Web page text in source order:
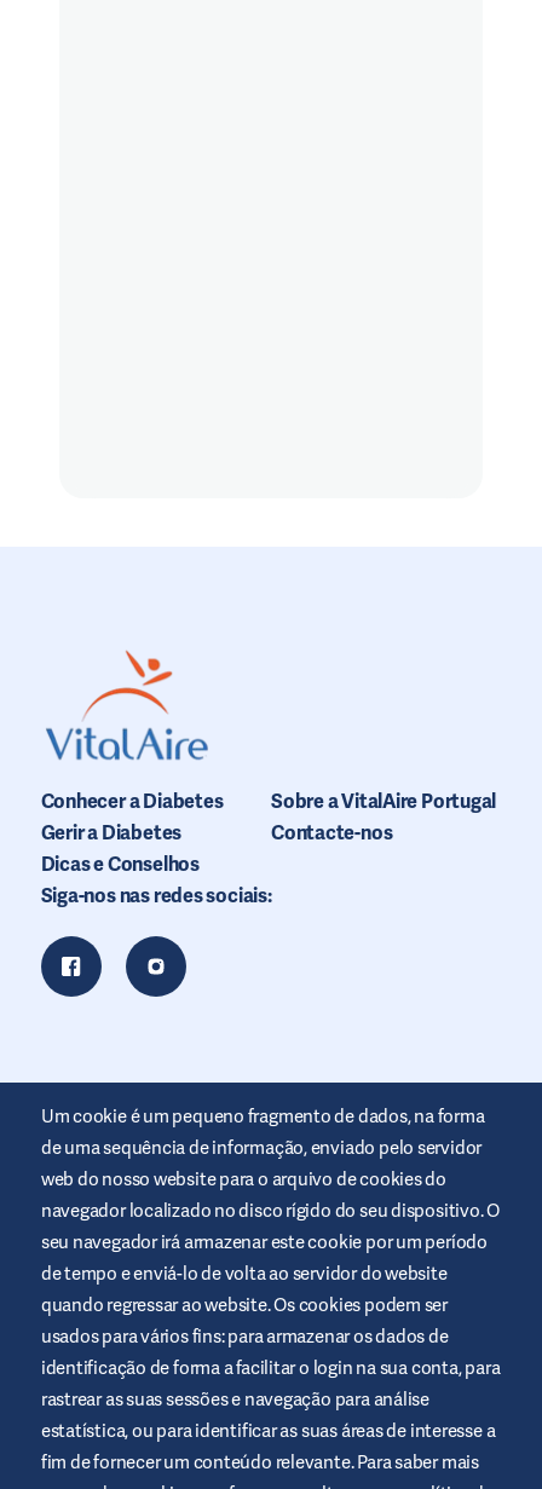
Conhecer a Diabetes
Gerir a Diabetes
Dicas e Conselhos
Sobre a VitalAire Portugal
Contacte-nos
Siga-nos nas redes sociais:
Este website é disponibilizado pela Air Liquide Healthcare para
informar e ajudar as pessoas com diabetes. O seu intuito é
meramente informativo e não substitui as recomendações
médicas. Consulte sempre o seu profissional de saúde.
Termos e condições do website
Política de privacidade
Cookies
Aviso Legal
Um cookie é um pequeno fragmento de dados, na forma
de uma sequência de informação, enviado pelo servidor
web do nosso website para o arquivo de cookies do
navegador localizado no disco rígido do seu dispositivo. O
seu navegador irá armazenar este cookie por um período
de tempo e enviá-lo de volta ao servidor do website
quando regressar ao website. Os cookies podem ser
usados para vários fins: para armazenar os dados de
identificação de forma a facilitar o login na sua conta, para
rastrear as suas sessões e navegação para análise
estatística, ou para identificar as suas áreas de interesse a
fim de fornecer um conteúdo relevante. Para saber mais